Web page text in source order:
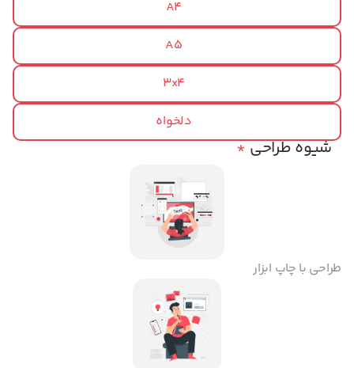
A4
A5
3x4
دلخواه
*شیوه طراحی
طراحی با چاپ ابزار